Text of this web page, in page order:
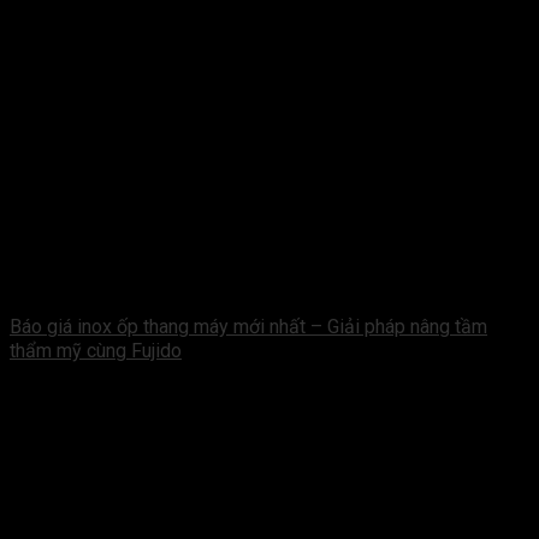
Báo giá inox ốp thang máy mới nhất – Giải pháp nâng tầm
thẩm mỹ cùng Fujido